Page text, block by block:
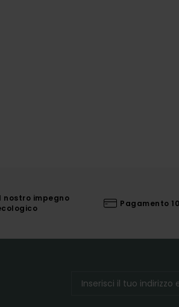
nostro impegno
Pagamento